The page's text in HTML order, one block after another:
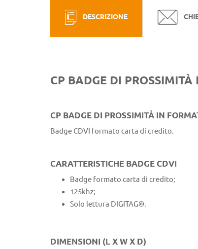
DESCRIZIONE
CP BADGE DI
CP BADGE DI PROSSIMITÀ IN
Badge CDVI formato carta di credito.
CARATTERISTICHE BADGE CDVI
Badge formato carta di credito;
125khz;
Solo lettura DIGITAG®.
DIMENSIONI (L X W X D)